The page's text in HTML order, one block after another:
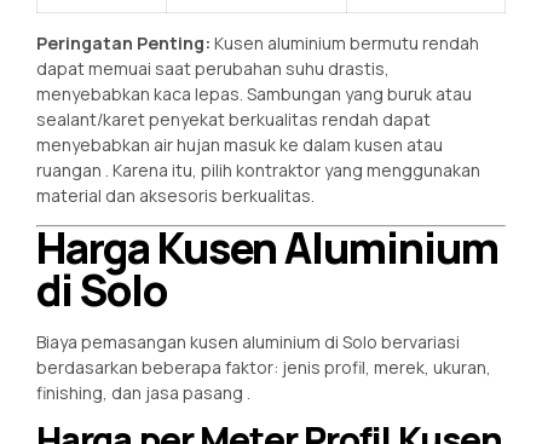
Peringatan Penting: Kusen aluminium bermutu rendah
dapat memuai saat perubahan suhu drastis,
menyebabkan kaca lepas. Sambungan yang buruk atau
sealant/karet penyekat berkualitas rendah dapat
menyebabkan air hujan masuk ke dalam kusen atau
ruangan . Karena itu, pilih kontraktor yang menggunakan
material dan aksesoris berkualitas.
Harga Kusen Aluminium
di Solo
Biaya pemasangan kusen aluminium di Solo bervariasi
berdasarkan beberapa faktor: jenis profil, merek, ukuran,
finishing, dan jasa pasang